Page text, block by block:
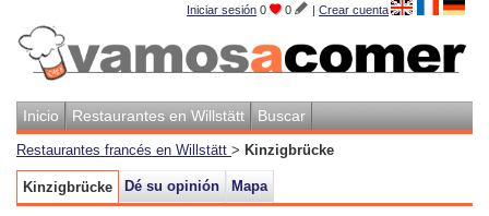
Iniciar sesión 0 0 | Crear cuenta
Inicio Restaurantes en Willstätt Buscar
Restaurantes francés en Willstätt > Kinzigbrücke
Kinzigbrücke Dé su opinión Mapa